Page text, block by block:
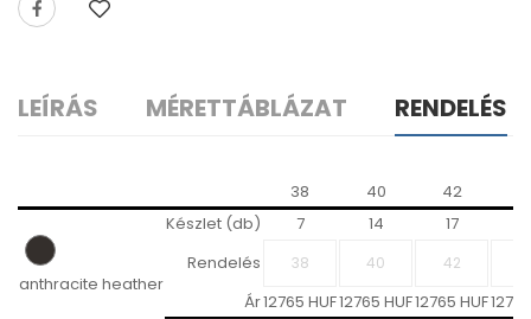
LEÍRÁS MÉRETTÁBLÁZAT RENDELÉS
38 40 42
anthracite heather
Készlet (db) 7 14 17
Rendelés
Ár12765 HUF12765 HUF12765 HUF